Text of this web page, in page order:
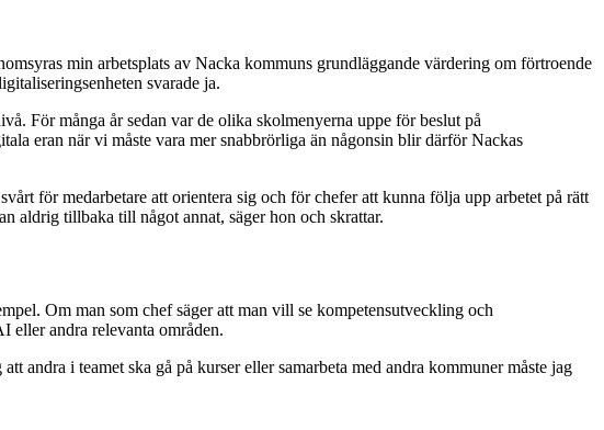
min arbetsplats av Nacka kommuns grundläggande värdering om förtroende
svarade ja.
För många år sedan var de olika skolmenyerna uppe för beslut på
eran när vi måste vara mer snabbrörliga än någonsin blir därför Nackas
för medarbetare att orientera sig och för chefer att kunna följa upp arbetet på rätt
aldrig tillbaka till något annat, säger hon och skrattar.
Om man som chef säger att man vill se kompetensutveckling och
eller andra relevanta områden.
andra i teamet ska gå på kurser eller samarbeta med andra kommuner måste jag